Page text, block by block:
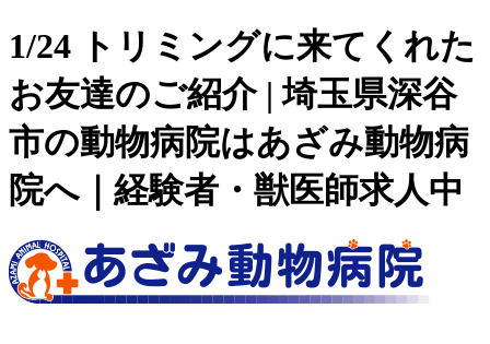
1/24 トリミングに来てくれた
お友達のご紹介 | 埼玉県深谷
市の動物病院はあざみ動物病
院へ｜経験者・獣医師求人中